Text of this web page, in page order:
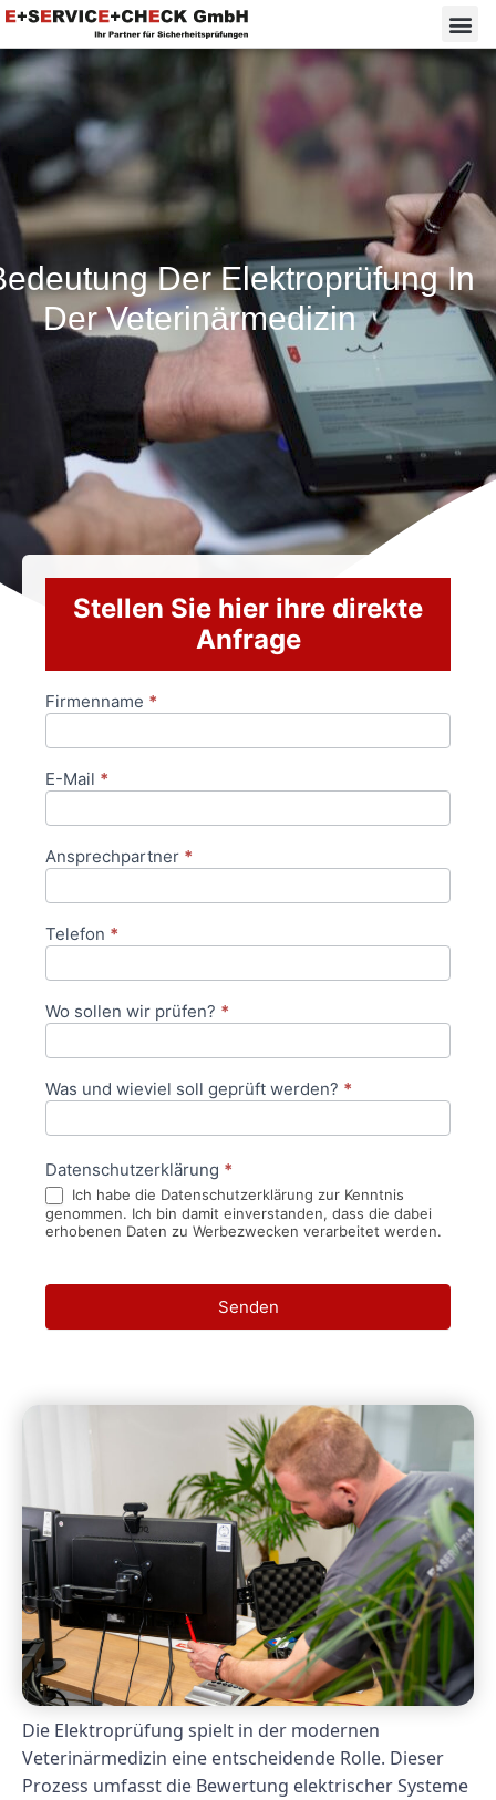
Der Elektroprüfung In
Der Veterinärmedizin
Stellen Sie hier ihre direkte
Anfrage
Anfrageformular
Firmenname *
E-Mail *
Ansprechpartner *
Telefon *
Wo sollen wir prüfen? *
Was und wieviel soll geprüft werden? *
Datenschutzerklärung *
Ich habe die Datenschutzerklärung zur Kenntnis
genommen. Ich bin damit einverstanden, dass die dabei
erhobenen Daten zu Werbezwecken verarbeitet werden.
Senden
Die Elektroprüfung spielt in der modernen
Veterinärmedizin eine entscheidende Rolle. Dieser
Prozess umfasst die Bewertung elektrischer Systeme